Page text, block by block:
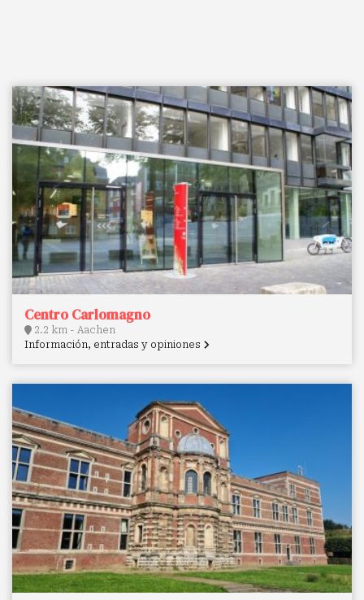
Centro Carlomagno
2.2 km - Aachen
Información, entradas y opiniones